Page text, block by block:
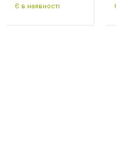
Є в наявності